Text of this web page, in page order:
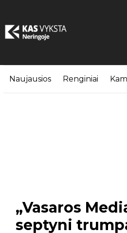
Naujausios Renginiai
„Vasaros
septyni